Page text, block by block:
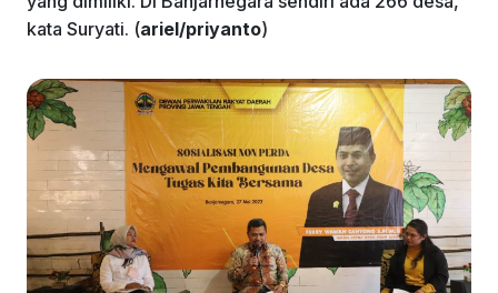
kata Suryati. (ariel/priyanto)